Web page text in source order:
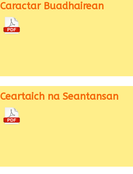
Caractar Buadhairean
Ceartaich na Seantansan